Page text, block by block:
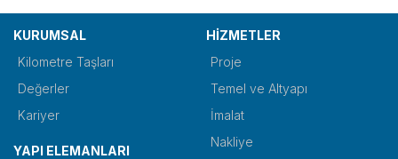
KURUMSAL
Kilometre Taşları
Değerler
Kariyer
YAPI ELEMANLARI
HİZMETLER
Proje
Temel ve Altyapı
İmalat
Nakliye